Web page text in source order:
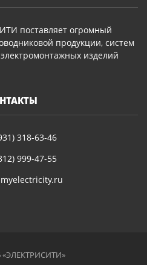
поставляет огромный
продукции, систем
изделий
318-63-46
999-47-55
«ЭЛЕКТРИСИТИ»